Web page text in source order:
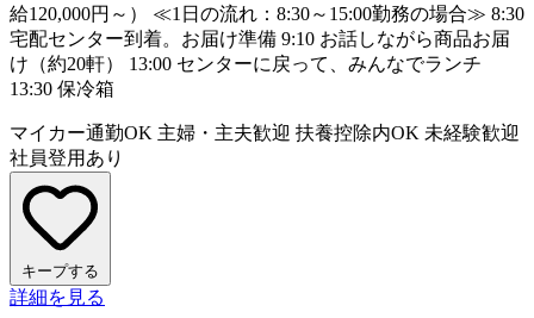
給120,000円～） ≪1日の流れ：8:30～15:00勤務の場合≫ 8:30
宅配センター到着。お届け準備 9:10 お話しながら商品お届
け（約20軒） 13:00 センターに戻って、みんなでランチ
13:30 保冷箱
マイカー通勤OK 主婦・主夫歓迎 扶養控除内OK 未経験歓迎
社員登用あり
キープする
詳細を見る